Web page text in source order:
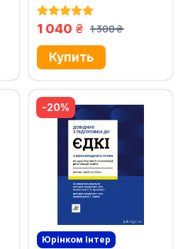
безпеки та перспективи
1 300
грн.
1 040 грн.
Юрінком Iнтер
-20%